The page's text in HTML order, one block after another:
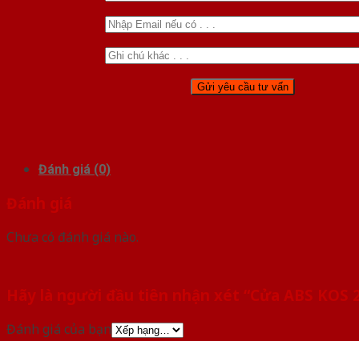
Đánh giá (0)
Đánh giá
Chưa có đánh giá nào.
Hãy là người đầu tiên nhận xét “Cửa ABS KOS
Đánh giá của bạn